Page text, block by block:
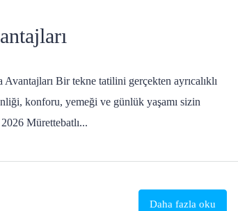
Bir tekne tatilini gerçekten ayrıcalıklı
konforu, yemeği ve günlük yaşamı sizin
Mürettebatlı...
Daha fazla oku